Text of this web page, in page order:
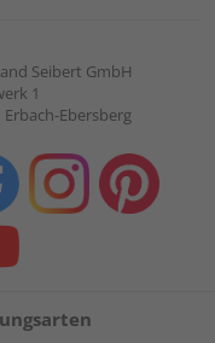
Seibert GmbH
1
Erbach-Ebersberg